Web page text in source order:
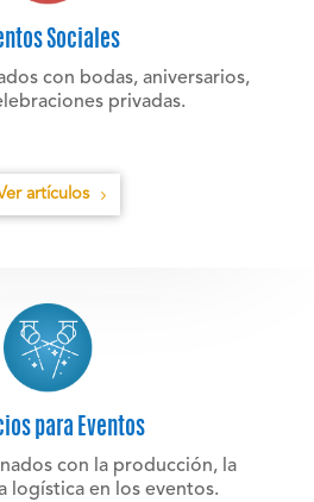
Sociales
con bodas, aniversarios,
privadas.
artículos
para Eventos
con la producción, la
logística en los eventos.